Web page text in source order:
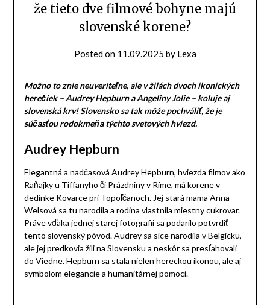
že tieto dve filmové bohyne majú
slovenské korene?
Posted on 11.09.2025 by Lexa
Možno to znie neuveriteľne, ale v žilách dvoch ikonických
herečiek – Audrey Hepburn a Angeliny Jolie – koluje aj
slovenská krv! Slovensko sa tak môže pochváliť, že je
súčasťou rodokmeňa týchto svetových hviezd.
Audrey Hepburn
Elegantná a nadčasová Audrey Hepburn, hviezda filmov ako
Raňajky u Tiffanyho či Prázdniny v Ríme, má korene v
dedinke Kovarce pri Topoľčanoch. Jej stará mama Anna
Welsová sa tu narodila a rodina vlastnila miestny cukrovar.
Práve vďaka jednej starej fotografii sa podarilo potvrdiť
tento slovenský pôvod. Audrey sa síce narodila v Belgicku,
ale jej predkovia žili na Slovensku a neskôr sa presťahovali
do Viedne. Hepburn sa stala nielen hereckou ikonou, ale aj
symbolom elegancie a humanitárnej pomoci.